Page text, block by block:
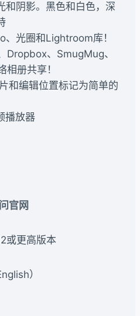
和阴影。黑色和白色，深
光圈和Lightroom库！
Dropbox、SmugMug、
册共享！
和编辑位置标记为简单的
播放器
官网
或更高版本
）